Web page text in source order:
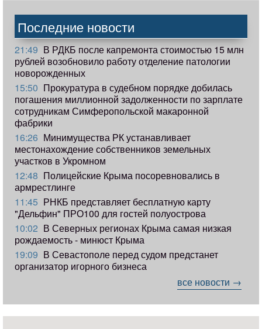
Последние новости
21:49 В РДКБ после капремонта стоимостью 15 млн
рублей возобновило работу отделение патологии
новорожденных
15:50 Прокуратура в судебном порядке добилась
погашения миллионной задолженности по зарплате
сотрудникам Симферопольской макаронной
фабрики
16:26 Минимущества РК устанавливает
местонахождение собственников земельных
участков в Укромном
12:48 Полицейские Крыма посоревновались в
армрестлинге
11:45 РНКБ представляет бесплатную карту
"Дельфин" ПРО100 для гостей полуострова
10:02 В Северных регионах Крыма самая низкая
рождаемость - минюст Крыма
19:09 В Севастополе перед судом предстанет
организатор игорного бизнеса
все новости →